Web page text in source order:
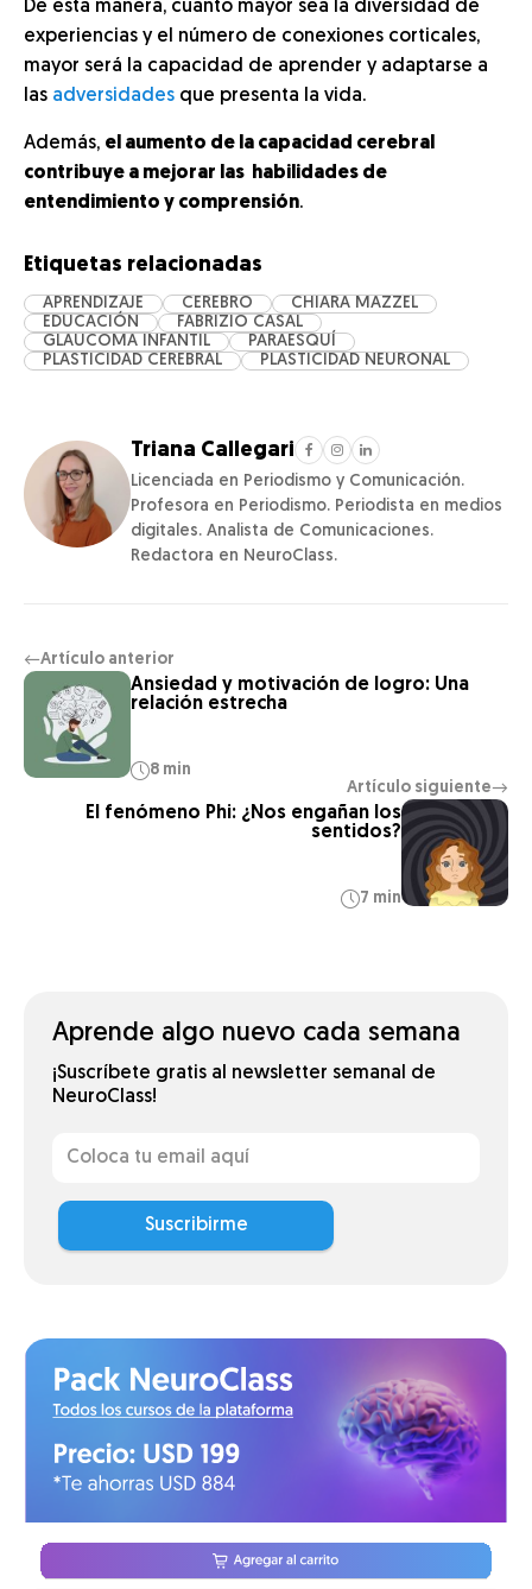
De esta manera, cuanto mayor sea la diversidad de
experiencias y el número de conexiones corticales,
mayor será la capacidad de aprender y adaptarse a
las adversidades que presenta la vida.
Además, el aumento de la capacidad cerebral
contribuye a mejorar las habilidades de
entendimiento y comprensión.
Etiquetas relacionadas
APRENDIZAJE CEREBRO
CHIARA MAZZEL
EDUCACIÓN
FABRIZIO CASAL
GLAUCOMA INFANTIL
PARAESQUÍ
PLASTICIDAD CEREBRAL
PLASTICIDAD NEURONAL
Triana Callegari
Licenciada en Periodismo y Comunicación.
Profesora en Periodismo. Periodista en medios
digitales. Analista de Comunicaciones.
Redactora en NeuroClass.
←Artículo anterior
Ansiedad y motivación de logro: Una
relación estrecha
8 min
Artículo siguiente→
El fenómeno Phi: ¿Nos engañan los
sentidos?
7 min
Aprende algo nuevo cada semana
¡Suscríbete gratis al newsletter semanal de
NeuroClass!
Suscribirme